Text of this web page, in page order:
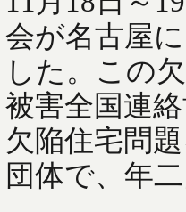
会が名古屋
した。この
被害全国連
欠陥住宅問
団体で、年